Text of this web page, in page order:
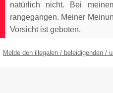
natürlich nicht. Bei
rangegangen. Meiner
Vorsicht ist geboten.
Melde den illegalen / beleidigenden /